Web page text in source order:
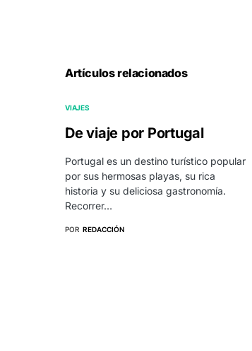
Artículos relacionados
VIAJES
De viaje por Portugal
Portugal es un destino turístico popular
por sus hermosas playas, su rica
historia y su deliciosa gastronomía.
Recorrer…
POR REDACCIÓN